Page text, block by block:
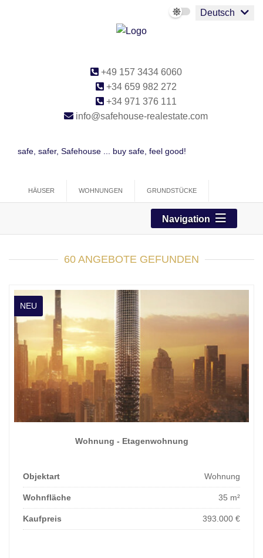
Deutsch
+49 157 3434 6060
+34 659 982 272
+34 971 376 111
info@safehouse-realestate.com
safe, safer, Safehouse ... buy safe, feel good!
HÄUSER WOHNUNGEN GRUNDSTÜCKE
Navigation
60 ANGEBOTE GEFUNDEN
NEU
Wohnung - Etagenwohnung
Objektart Wohnung
Wohnfläche 35 m²
Kaufpreis 393.000 €